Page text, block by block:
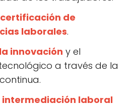
de
laborales.
innovación y el
a través de la
intermediación laboral